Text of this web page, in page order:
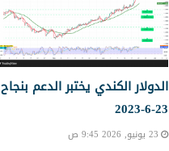
الدولار الكندي يختبر الدعم بنجاح
23-6-2023
23 يونيو, 2026 9:45 ص